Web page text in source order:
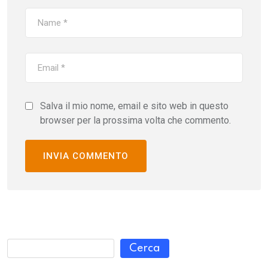
Salva il mio nome, email e sito web in questo
browser per la prossima volta che commento.
Cerca